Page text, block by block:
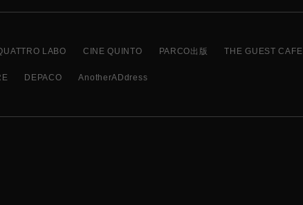
LABO CINE QUINTO PARCO出版 THE GUEST CAFE
DEPACO AnotherADdress